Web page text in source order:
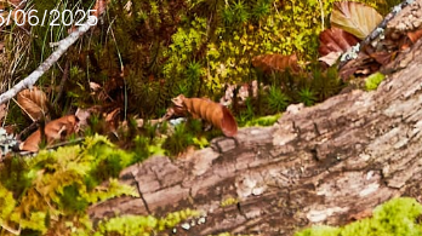
06/2025